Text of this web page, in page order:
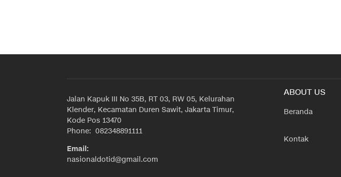
Jalan Kapuk III No 35B, RT 03, RW 05, Kelurahan
Klender, Kecamatan Duren Sawit, Jakarta Timur,
Kode Pos 13470
Phone: 082348891111
Email:
nasionaldotid@gmail.com
ABOUT US
Beranda
Kontak